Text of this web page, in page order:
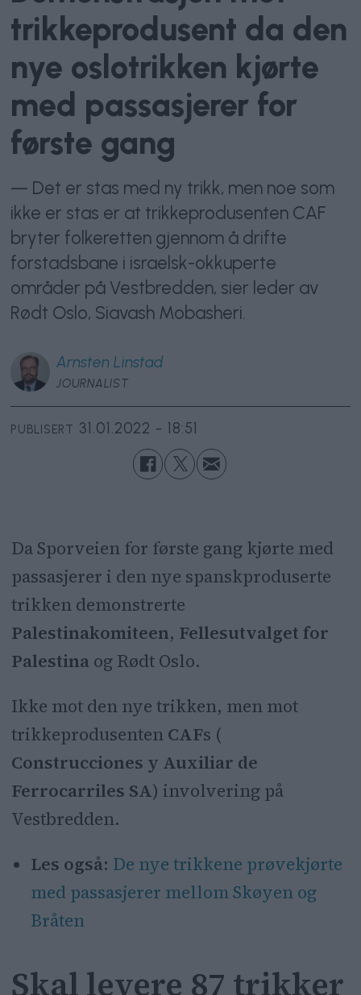
trikkeprodusent da den
nye oslotrikken kjørte
med passasjerer for
første gang
— Det er stas med ny trikk, men noe som
ikke er stas er at trikkeprodusenten CAF
bryter folkeretten gjennom å drifte
forstadsbane i israelsk-okkuperte
områder på Vestbredden, sier leder av
Rødt Oslo, Siavash Mobasheri.
Arnsten Linstad
JOURNALIST
PUBLISERT 31.01.2022 - 18:51
Da Sporveien for første gang kjørte med
passasjerer i den nye spanskproduserte
trikken demonstrerte
Palestinakomiteen, Fellesutvalget for
Palestina og Rødt Oslo.
Ikke mot den nye trikken, men mot
trikkeprodusenten CAFs (
Construcciones y Auxiliar de
Ferrocarriles SA) involvering på
Vestbredden.
Les også: De nye trikkene prøvekjørte
med passasjerer mellom Skøyen og
Bråten
Skal levere 87 trikker